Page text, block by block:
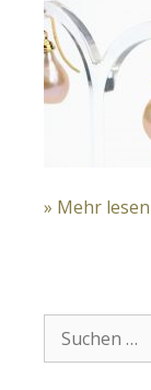
» Mehr lesen
Suchen: